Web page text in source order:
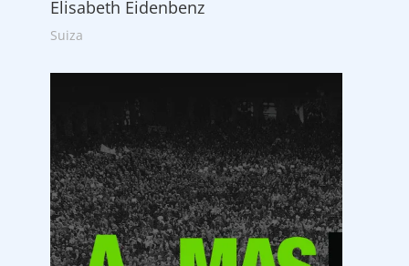
Elisabeth Eidenbenz
Suiza